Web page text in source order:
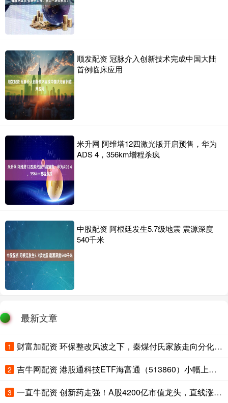
顺发配资 冠脉介入创新技术完成中国大陆
首例临床应用
米升网 阿维塔12四激光版开启预售，华为
ADS 4，356km增程杀疯
中股配资 阿根廷发生5.7级地震 震源深度
540千米
最新文章
1 财富加配资 环保整改风波之下，秦煤付氏家族走向分化：从“煤老板”到多元投资人
2 吉牛网配资 港股通科技ETF海富通（513860）小幅上涨，机构称AI商业化正向应用层加速渗透，港股科技配置价值正在逐步显现
3 一直牛配资 创新药走强！A股4200亿市值龙头，直线涨停！